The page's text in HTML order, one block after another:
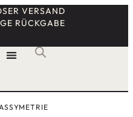
VERSAND
RÜCKGABE